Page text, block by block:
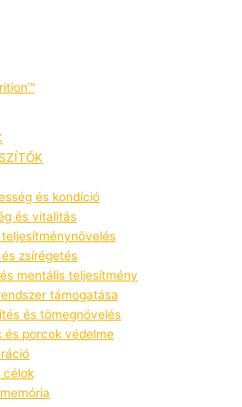
és kondíció
és vitalitás
teljesítménynövelés
zsírégetés
mentális teljesítmény
támogatása
és tömegnövelés
és porcok védelme
célok